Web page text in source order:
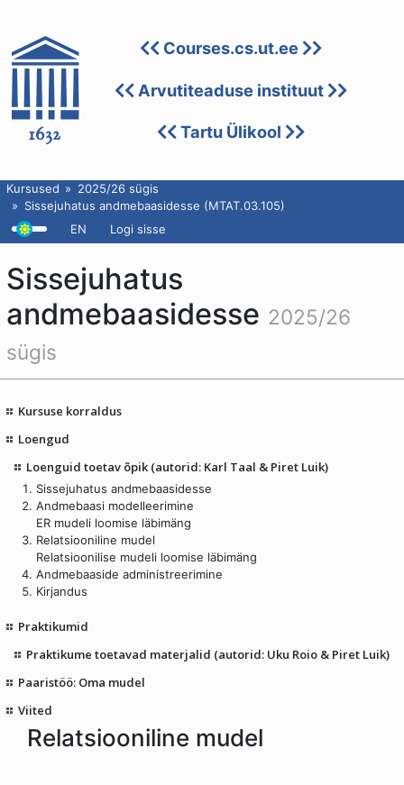
Courses.cs.ut.ee
Arvutiteaduse instituut
Tartu Ülikool
Kursused
2025/26 sügis
Sissejuhatus andmebaasidesse (MTAT.03.105)
EN
Logi sisse
Sissejuhatus
andmebaasidesse 2025/26
sügis
Kursuse korraldus
Loengud
Loenguid toetav õpik (autorid: Karl Taal & Piret Luik)
Sissejuhatus andmebaasidesse
Andmebaasi modelleerimine
ER mudeli loomise läbimäng
Relatsiooniline mudel
Relatsioonilise mudeli loomise läbimäng
Andmebaaside administreerimine
Kirjandus
Praktikumid
Praktikume toetavad materjalid (autorid: Uku Roio & Piret Luik)
Paaristöö: Oma mudel
Viited
Relatsiooniline mudel